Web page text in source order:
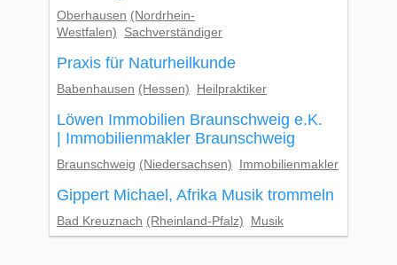
Oberhausen (Nordrhein-
Westfalen)
Sachverständiger
Praxis für Naturheilkunde
Babenhausen (Hessen) Heilpraktiker
Löwen Immobilien Braunschweig e.K.
| Immobilienmakler Braunschweig
Braunschweig (Niedersachsen) Immobilienmakler
Gippert Michael, Afrika Musik trommeln
Bad Kreuznach (Rheinland-Pfalz) Musik